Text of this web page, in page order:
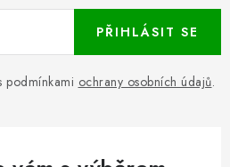
podmínkami ochrany osobních údajů.
PŘIHLÁSIT SE